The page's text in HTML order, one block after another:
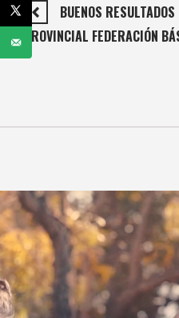
BUENOS
PROVINCIAL FEDERACIÓN